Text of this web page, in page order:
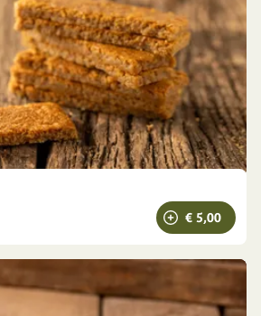
€ 5,00